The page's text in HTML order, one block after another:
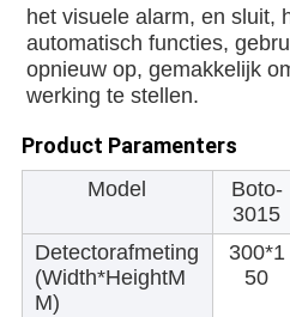
het visuele alarm, en sluit,
automatisch functies,
opnieuw op, gemakkelijk
werking te stellen.
Product Paramenters
Model
Boto-
3015
Detectorafmeting
(Width*HeightM
M)
300*1
50